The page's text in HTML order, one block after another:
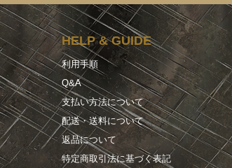
HELP & GUIDE
利用手順
Q&A
支払い方法について
配送・送料について
返品について
特定商取引法に基づく表記